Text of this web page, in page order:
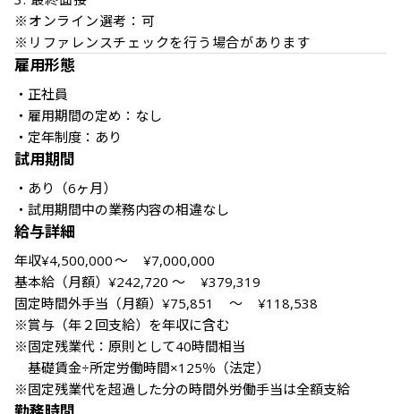
※オンライン選考：可
※リファレンスチェックを行う場合があります
雇用形態
・正社員
・雇用期間の定め：なし
・定年制度：あり
試用期間
・あり（6ヶ月）
・試用期間中の業務内容の相違なし
給与詳細
年収¥4,500,000	～	¥7,000,000
基本給（月額）¥242,720	～	¥379,319
固定時間外手当（月額）¥75,851	～	¥118,538
※賞与（年２回支給）を年収に含む
※固定残業代：原則として40時間相当
基礎賃金÷所定労働時間×125％（法定）
※固定残業代を超過した分の時間外労働手当は全額支給